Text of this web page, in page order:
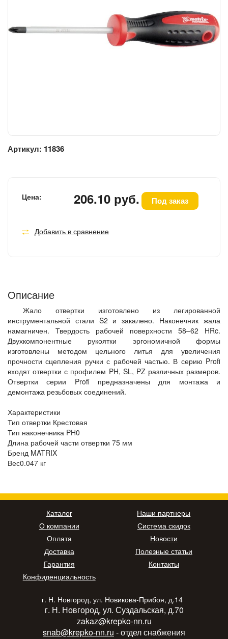
Артикул: 11836
Цена: 206.10 руб. Под заказ
Добавить в сравнение
Описание
Жало отвертки изготовлено из легированной
инструментальной стали S2 и закалено. Наконечник жала
намагничен. Твердость рабочей поверхности 58–62 HRc.
Двухкомпонентные рукоятки эргономичной формы
изготовлены методом цельного литья для увеличения
прочности сцепления ручки с рабочей частью. В серию Profi
входят отвертки с профилем PH, SL, PZ различных размеров.
Отвертки серии Profi предназначены для монтажа и
демонтажа резьбовых соединений.
Характеристики
Тип отвертки Крестовая
Тип наконечника PH0
Длина рабочей части отвертки 75 мм
Бренд MATRIX
Вес0.047 кг
Каталог
О компании
Оплата
Доставка
Гарантия
Конфиденциальность
Наши партнеры
Система скидок
Новости
Полезные статьи
Контакты
г. Н. Новгород, ул. Новикова-Прибоя, д.14
г. Н. Новгород, ул. Суздальская, д.70
zakaz@krepko-nn.ru
snab@krepko-nn.ru - отдел снабжения